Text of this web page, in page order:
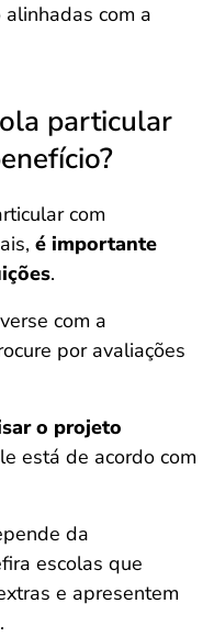
com a
particular
com
é importante
.
com a
por avaliações
o projeto
está de acordo com
da
escolas que
e apresentem